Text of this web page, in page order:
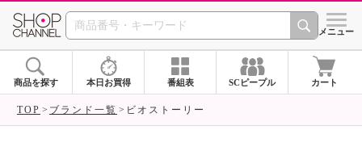
SHOP CHANNEL ショッ
メニュー
商品を探す 本日お買得 番組表 SCピープル カート
TOP ブランド一覧 ビオストーリー